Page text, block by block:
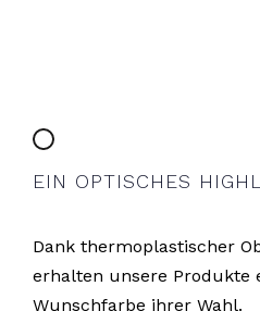
EIN OPTISCHES
Dank thermoplastischer
erhalten unsere Produkte
Wunschfarbe ihrer Wahl.